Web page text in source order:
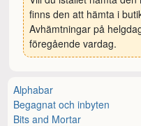
finns den att hämta i
Avhämtningar på
föregående vardag.
Alphabar
Begagnat och inbyten
Bits and Mortar